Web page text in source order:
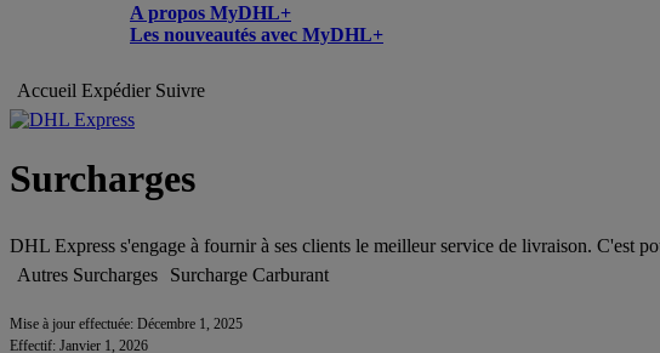
A propos MyDHL+
Les nouveautés avec MyDHL+
Accueil Expédier Suivre
Surcharges
DHL Express s'engage à fournir à ses clients le meilleur service de livraison. C'est
Autres Surcharges
Surcharge Carburant
Mise à jour effectuée: Décembre 1, 2025
Effectif: Janvier 1, 2026